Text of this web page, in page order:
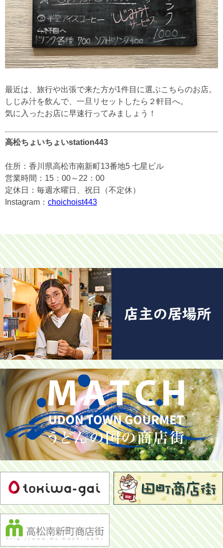
最近は、旅行や出張で来た方が1件目に選ぶこちらのお店。
しじみ汁を飲んで、一旦リセットしたら２軒目へ。
気に入ったお店に早速行ってみましょう！
高松ちょいちょいstation443
住所：香川県高松市南新町13番地5 七星ビル
営業時間：15：00～22：00
定休日：毎週水曜日、祝日（不定休）
Instagram： choichoist443